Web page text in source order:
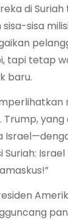
di
sisa
tapi tetap
baru.
Trump, yang
Suriah: